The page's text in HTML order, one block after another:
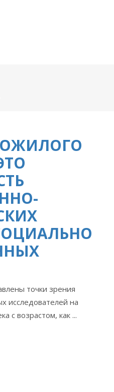
точки зрения
исследователей на
с возрастом, как ...